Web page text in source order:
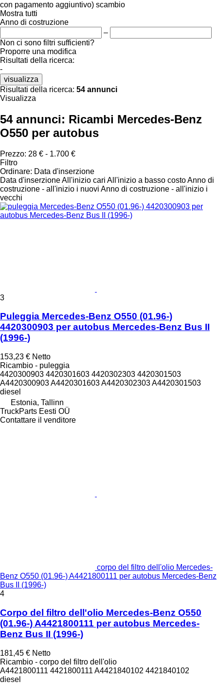
con pagamento aggiuntivo) scambio
Mostra tutti
Anno di costruzione
–
Non ci sono filtri sufficienti?
Proporre una modifica
Risultati della ricerca:
-
visualizza
Risultati della ricerca: 54 annunci
Visualizza
54 annunci: Ricambi Mercedes-Benz
O550 per autobus
Prezzo: 28 € - 1.700 €
Filtro
Ordinare: Data d'inserzione
Data d'inserzioneAll'inizio cari All'inizio a basso costoAnno di
costruzione - all'inizio i nuovi Anno di costruzione - all'inizio i
vecchi
3
Puleggia Mercedes-Benz O550 (01.96-)
4420300903 per autobus Mercedes-Benz Bus II
(1996-)
153,23 € Netto
Ricambio - puleggia
4420300903 4420301603 4420302303 4420301503
A4420300903 A4420301603 A4420302303 A4420301503
diesel
Estonia, Tallinn
TruckParts Eesti OÜ
Contattare il venditore
corpo del filtro dell'olio Mercedes-
Benz O550 (01.96-) A4421800111 per autobus Mercedes-Benz
Bus II (1996-)
4
Corpo del filtro dell'olio Mercedes-Benz O550
(01.96-) A4421800111 per autobus Mercedes-
Benz Bus II (1996-)
181,45 € Netto
Ricambio - corpo del filtro dell'olio
A4421800111 4421800111 A4421840102 4421840102
diesel